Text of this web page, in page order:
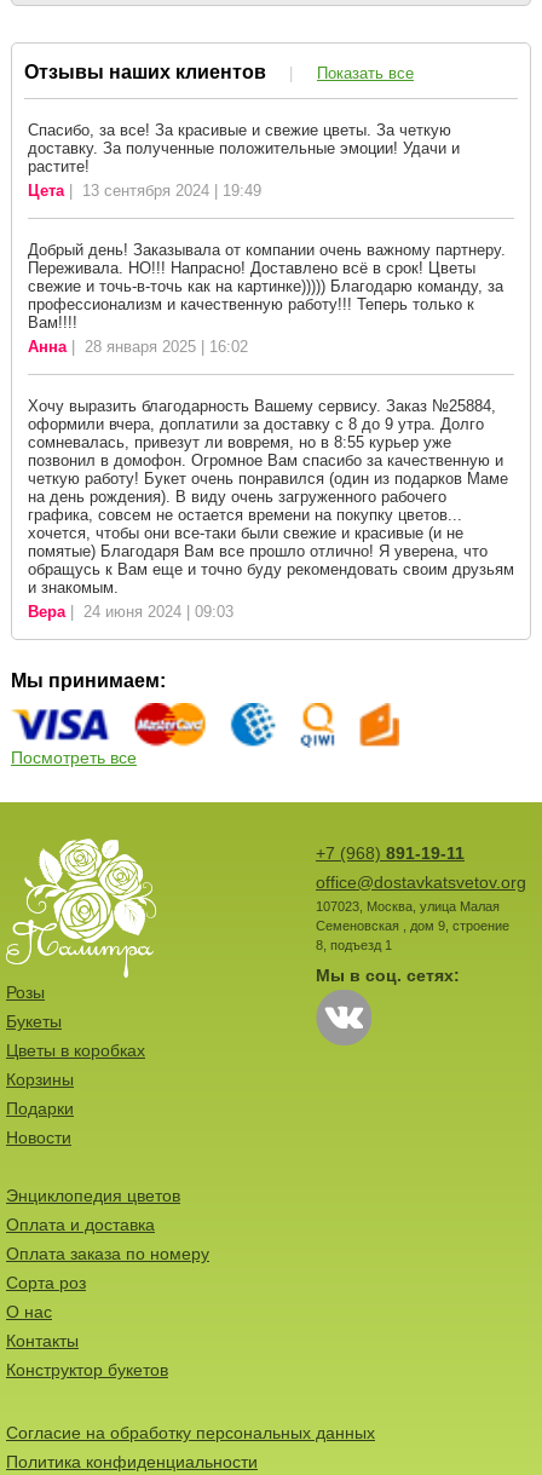
Отзывы наших клиентов | Показать все
Спасибо, за все! За красивые и свежие цветы. За четкую
доставку. За полученные положительные эмоции! Удачи и
растите!
Цета| 13 сентября 2024 | 19:49
Добрый день! Заказывала от компании очень важному партнеру.
Переживала. НО!!! Напрасно! Доставлено всё в срок! Цветы
свежие и точь-в-точь как на картинке))))) Благодарю команду, за
профессионализм и качественную работу!!! Теперь только к
Вам!!!!
Анна| 28 января 2025 | 16:02
Хочу выразить благодарность Вашему сервису. Заказ №25884,
оформили вчера, доплатили за доставку с 8 до 9 утра. Долго
сомневалась, привезут ли вовремя, но в 8:55 курьер уже
позвонил в домофон. Огромное Вам спасибо за качественную и
четкую работу! Букет очень понравился (один из подарков Маме
на день рождения). В виду очень загруженного рабочего
графика, совсем не остается времени на покупку цветов...
хочется, чтобы они все-таки были свежие и красивые (и не
помятые) Благодаря Вам все прошло отлично! Я уверена, что
обращусь к Вам еще и точно буду рекомендовать своим друзьям
и знакомым.
Вера| 24 июня 2024 | 09:03
Мы принимаем:
Посмотреть все
+7 (968) 891-19-11
office@dostavkatsvetov.org
107023, Москва, улица Малая
Семеновская , дом 9, строение
8, подъезд 1
Мы в соц. сетях:
Розы
Букеты
Цветы в коробках
Корзины
Подарки
Новости
Энциклопедия цветов
Оплата и доставка
Оплата заказа по номеру
Сорта роз
О нас
Контакты
Конструктор букетов
Согласие на обработку персональных данных
Политика конфиденциальности